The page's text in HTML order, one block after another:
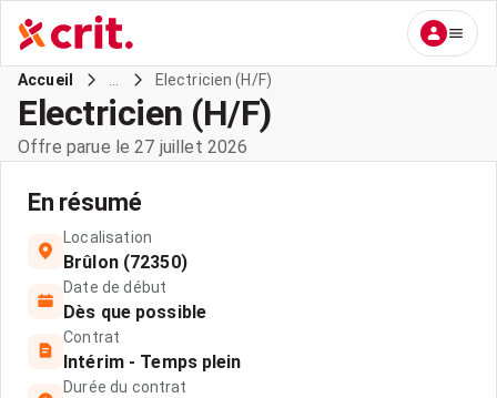
Accueil Electricien (H/F)
Electricien (H/F)
Offre parue le 27 juillet 2026
En résumé
Localisation
Brûlon (72350)
Date de début
Dès que possible
Contrat
Intérim - Temps plein
Durée du contrat